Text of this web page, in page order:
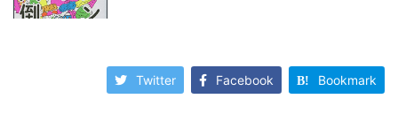
Twitter Facebook Bookmark